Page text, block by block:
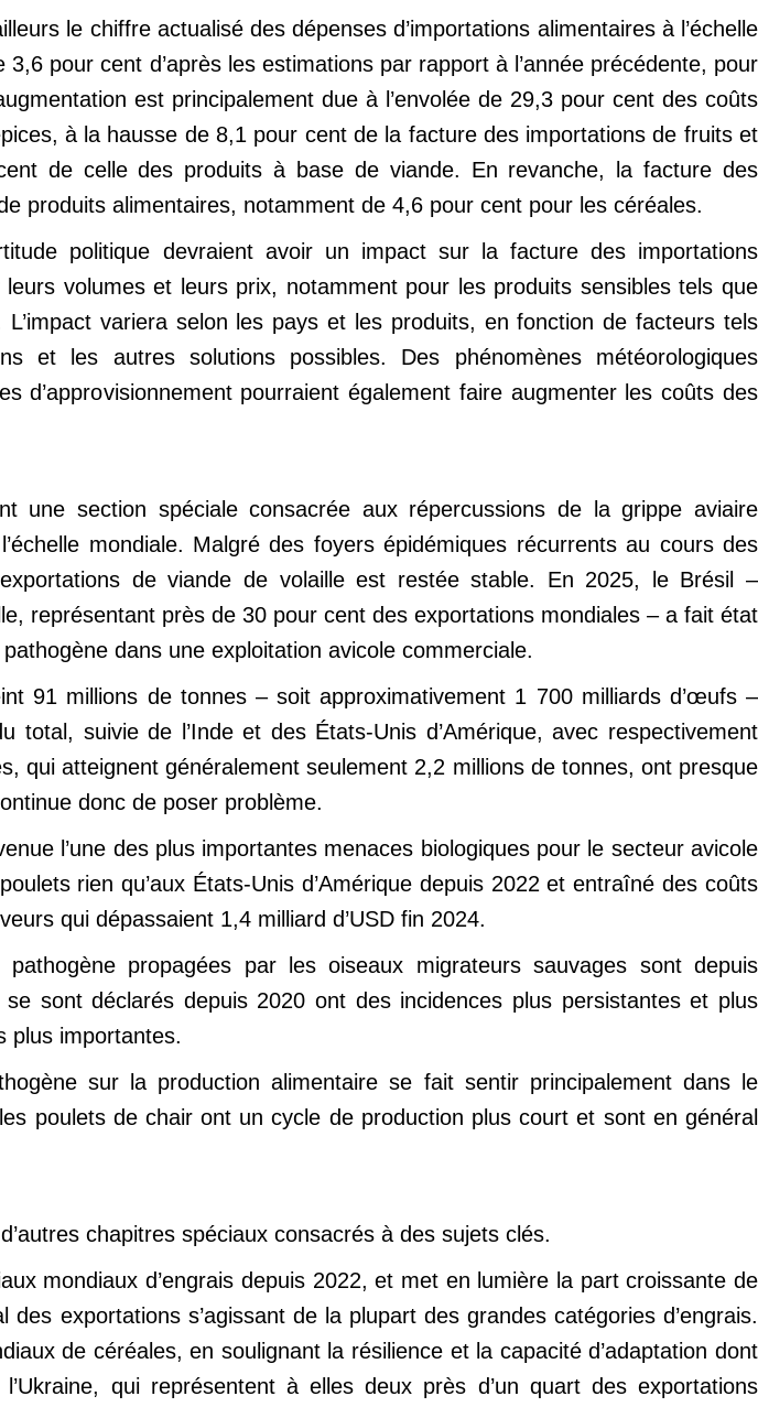
le chiffre actualisé des dépenses d’importations alimentaires à l’échelle
pour cent d’après les estimations par rapport à l’année précédente, pour
est principalement due à l’envolée de 29,3 pour cent des coûts
à la hausse de 8,1 pour cent de la facture des importations de fruits et
de celle des produits à base de viande. En revanche, la facture des
produits alimentaires, notamment de 4,6 pour cent pour les céréales.
politique devraient avoir un impact sur la facture des importations
volumes et leurs prix, notamment pour les produits sensibles tels que
variera selon les pays et les produits, en fonction de facteurs tels
et les autres solutions possibles. Des phénomènes météorologiques
d’approvisionnement pourraient également faire augmenter les coûts des
une section spéciale consacrée aux répercussions de la grippe aviaire
mondiale. Malgré des foyers épidémiques récurrents au cours des
de viande de volaille est restée stable. En 2025, le Brésil –
représentant près de 30 pour cent des exportations mondiales – a fait état
dans une exploitation avicole commerciale.
91 millions de tonnes – soit approximativement 1 700 milliards d’œufs –
suivie de l’Inde et des États-Unis d’Amérique, avec respectivement
qui atteignent généralement seulement 2,2 millions de tonnes, ont presque
donc de poser problème.
l’une des plus importantes menaces biologiques pour le secteur avicole
rien qu’aux États-Unis d’Amérique depuis 2022 et entraîné des coûts
qui dépassaient 1,4 milliard d’USD fin 2024.
propagées par les oiseaux migrateurs sauvages sont depuis
sont déclarés depuis 2020 ont des incidences plus persistantes et plus
plus importantes.
sur la production alimentaire se fait sentir principalement dans le
poulets de chair ont un cycle de production plus court et sont en général
chapitres spéciaux consacrés à des sujets clés.
mondiaux d’engrais depuis 2022, et met en lumière la part croissante de
exportations s’agissant de la plupart des grandes catégories d’engrais.
de céréales, en soulignant la résilience et la capacité d’adaptation dont
qui représentent à elles deux près d’un quart des exportations